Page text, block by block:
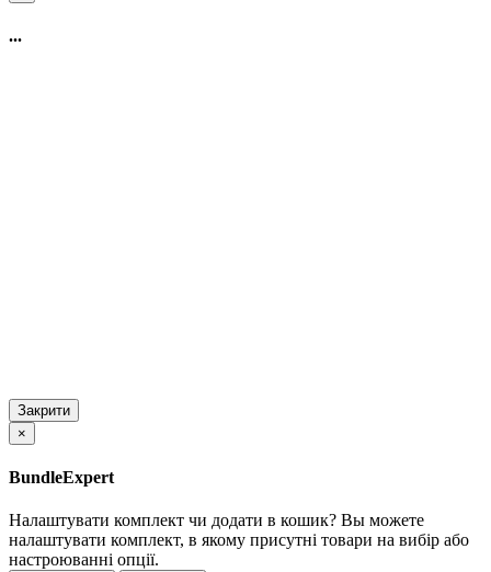
...
Закрити
×
BundleExpert
Налаштувати комплект чи додати в кошик? Вы можете
налаштувати комплект, в якому присутні товари на вибір або
настроюванні опції.